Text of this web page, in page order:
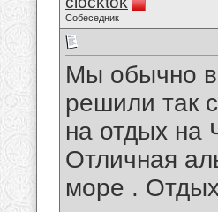
Собеседник
Мы обычно
решили так
на отдых на
Отличная
море .